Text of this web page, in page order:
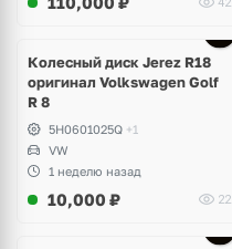
Колесный диск Jerez R18
оригинал Volkswagen Golf
R 8
5H0601025Q +1
VW
1 неделю назад
10,000 ₽ 22